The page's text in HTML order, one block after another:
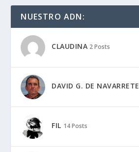
NUESTRO ADN:
CLAUDINA 2 Posts
DAVID G. DE NAVARRETE
FIL 14 Posts